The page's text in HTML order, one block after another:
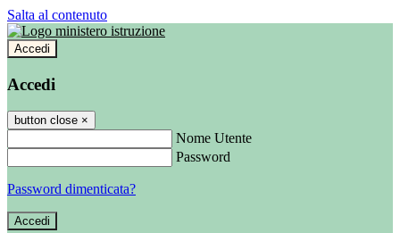
Salta al contenuto
Accedi
Accedi
button close ×
Nome Utente
Password
Password dimenticata?